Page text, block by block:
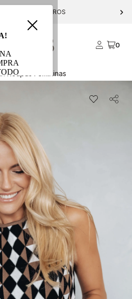
10% OFF NA
0